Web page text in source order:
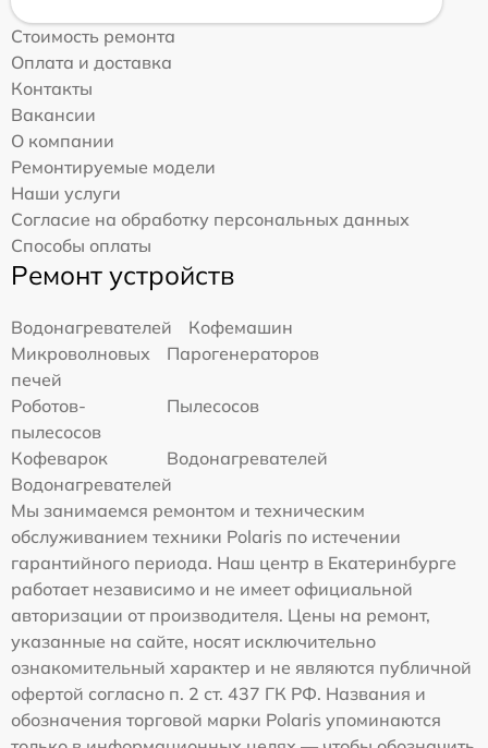
Стоимость ремонта
Оплата и доставка
Контакты
Вакансии
О компании
Ремонтируемые модели
Наши услуги
Согласие на обработку персональных данных
Способы оплаты
Ремонт устройств
Водонагревателей
Кофемашин
Микроволновых
печей
Парогенераторов
Роботов-
пылесосов
Пылесосов
Кофеварок
Водонагревателей
Водонагревателей
Мы занимаемся ремонтом и техническим
обслуживанием техники Polaris по истечении
гарантийного периода. Наш центр в Екатеринбурге
работает независимо и не имеет официальной
авторизации от производителя. Цены на ремонт,
указанные на сайте, носят исключительно
ознакомительный характер и не являются публичной
офертой согласно п. 2 ст. 437 ГК РФ. Названия и
обозначения торговой марки Polaris упоминаются